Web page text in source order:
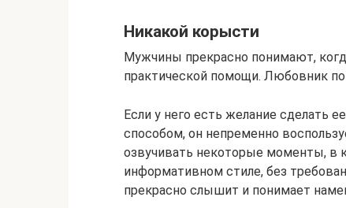
Никакой корысти
Мужчины прекрасно понимают,
практической помощи. Любовник
Если у него есть желание сделать
способом, он непременно
озвучивать некоторые моменты, в
информативном стиле, без
прекрасно слышит и понимает